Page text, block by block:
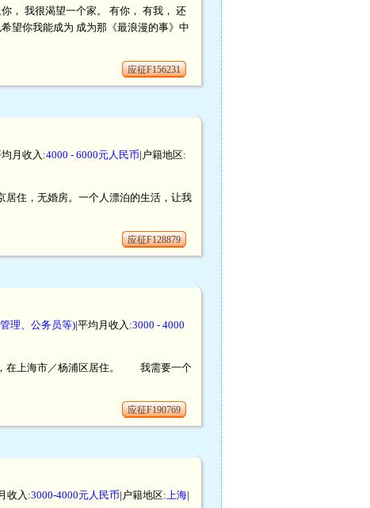
， 我很渴望一个家。 有你， 有我， 还
望你我能成为 成为那《最浪漫的事》中
应征F156231
均月收入:4000 - 6000元人民币|户籍地区:
居住，无婚房。一个人漂泊的生活，让我
应征F128879
理、公务员等)|平均月收入:3000 - 4000
，在上海市／杨浦区居住。 我需要一个
应征F190769
收入:3000-4000元人民币|户籍地区: 上海|